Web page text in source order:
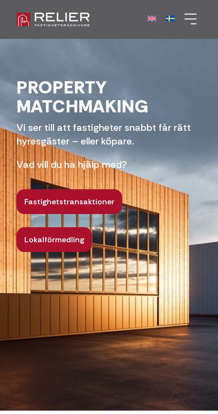
PROPERTY
MATCHMAKING
Vi ser till att fastigheter snabbt får rätt
hyresgäster – eller köpare.
Vad vill du ha hjälp med?
Fastighetstransaktioner
Lokalförmedling